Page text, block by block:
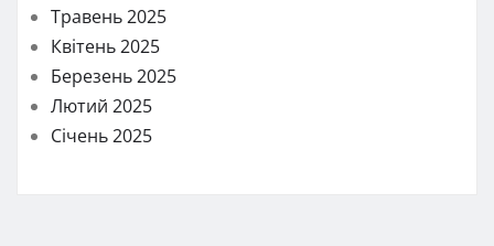
Травень 2025
Квітень 2025
Березень 2025
Лютий 2025
Січень 2025